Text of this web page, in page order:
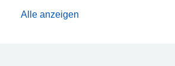
Alle anzeigen